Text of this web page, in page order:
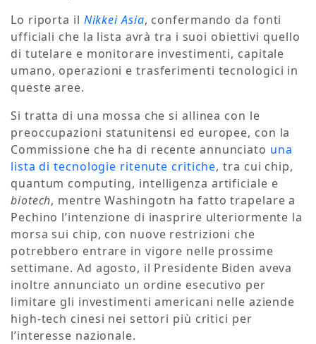
Lo riporta il Nikkei Asia, confermando da fonti
ufficiali che la lista avrà tra i suoi obiettivi quello
di tutelare e monitorare investimenti, capitale
umano, operazioni e trasferimenti tecnologici in
queste aree.
Si tratta di una mossa che si allinea con le
preoccupazioni statunitensi ed europee, con la
Commissione che ha di recente annunciato una
lista di tecnologie ritenute critiche, tra cui chip,
quantum computing, intelligenza artificiale e
biotech, mentre Washingotn ha fatto trapelare a
Pechino l’intenzione di inasprire ulteriormente la
morsa sui chip, con nuove restrizioni che
potrebbero entrare in vigore nelle prossime
settimane. Ad agosto, il Presidente Biden aveva
inoltre annunciato un ordine esecutivo per
limitare gli investimenti americani nelle aziende
high-tech cinesi nei settori più critici per
l’interesse nazionale.